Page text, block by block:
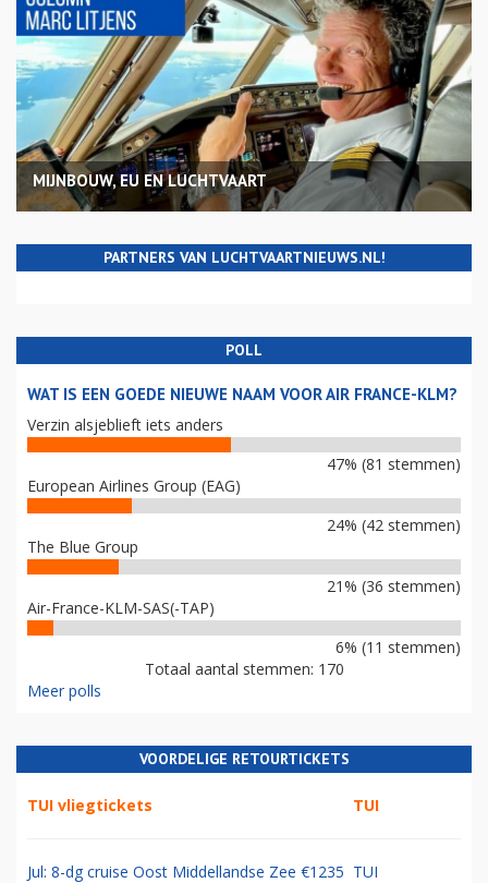
MIJNBOUW, EU EN LUCHTVAART
PARTNERS VAN LUCHTVAARTNIEUWS.NL!
POLL
WAT IS EEN GOEDE NIEUWE NAAM VOOR AIR FRANCE-KLM?
Verzin alsjeblieft iets anders
47% (81 stemmen)
European Airlines Group (EAG)
24% (42 stemmen)
The Blue Group
21% (36 stemmen)
Air-France-KLM-SAS(-TAP)
6% (11 stemmen)
Totaal aantal stemmen: 170
Meer polls
VOORDELIGE RETOURTICKETS
TUI vliegtickets TUI
Jul: 8-dg cruise Oost Middellandse Zee €1235 TUI